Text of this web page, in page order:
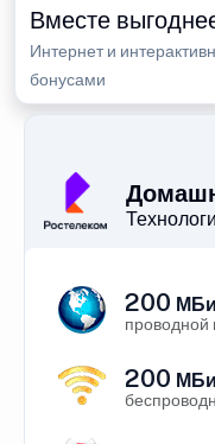
Вместе
Интернет и
бонусами
200
проводной
200